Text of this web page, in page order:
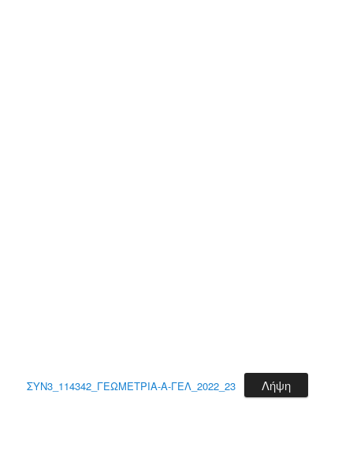
ΣΥΝ3_114342_ΓΕΩΜΕΤΡΙΑ-Α-ΓΕΛ_2022_23 Λήψη